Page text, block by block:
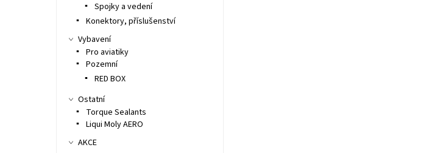
Spojky a vedení
Konektory, příslušenství
Vybavení
Pro aviatiky
Pozemní
RED BOX
Ostatní
Torque Sealants
Liqui Moly AERO
AKCE